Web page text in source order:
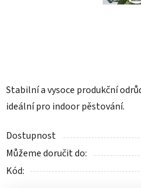
Stabilní a vysoce produkční
ideální pro indoor pěstování.
Dostupnost
Můžeme doručit do:
Kód: